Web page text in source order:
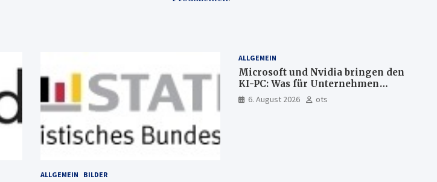
ALLGEMEIN BILDER
ALLGEMEIN
Microsoft und Nvidia bringen den
KI-PC: Was für Unternehmen
künftig direkt auf Ihrem Computer
läuft und was weiter in der Cloud
6. August 2026 ots